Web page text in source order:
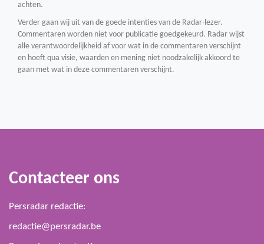
achten.
Verder gaan wij uit van de goede intenties van de Radar-lezer.
Commentaren worden niet voor publicatie goedgekeurd. Radar wijst
alle verantwoordelijkheid af voor wat in de commentaren verschijnt
en hoeft qua visie, waarden en mening niet noodzakelijk akkoord te
gaan met wat in deze commentaren verschijnt.
Contacteer ons
Persradar redactie:
redactie@persradar.be